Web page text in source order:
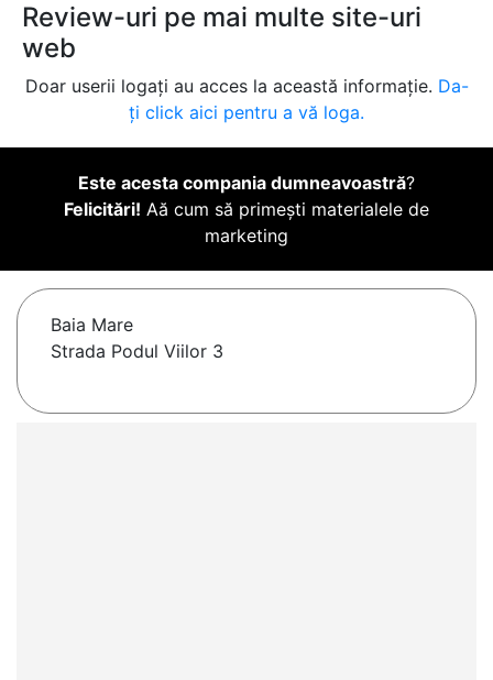
Review-uri pe mai multe site-uri
web
Doar userii logați au acces la această informație. Da-
ți click aici pentru a vă loga.
Este acesta compania dumneavoastră?
Felicitări! Aă cum să primești materialele de
marketing
Baia Mare
Strada Podul Viilor 3